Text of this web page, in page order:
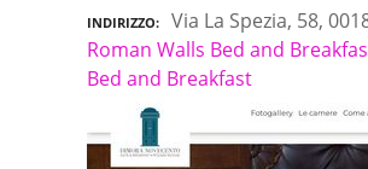
INDIRIZZO
Via La Spezia, 58,
Roman Walls Bed and
Bed and Breakfast